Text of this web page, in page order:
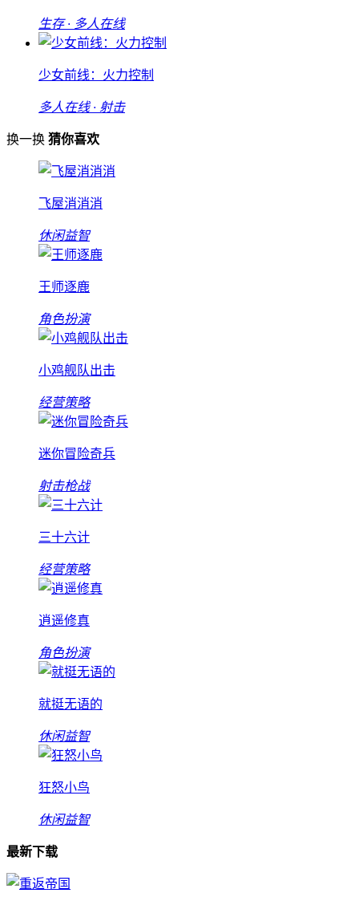
生存 · 多人在线
少女前线：火力控制
多人在线 · 射击
换一换 猜你喜欢
飞屋消消消
休闲益智
王师逐鹿
角色扮演
小鸡舰队出击
经营策略
迷你冒险奇兵
射击枪战
三十六计
经营策略
逍遥修真
角色扮演
就挺无语的
休闲益智
狂怒小鸟
休闲益智
最新下载